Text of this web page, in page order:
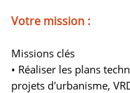
Votre mission :
Missions clés
• Réaliser les plans
projets d'urbanisme,